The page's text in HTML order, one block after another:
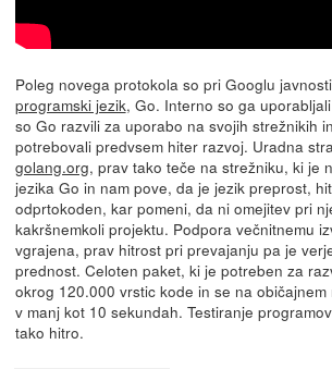
Poleg novega protokola so pri Googlu
programski jezik, Go. Interno so ga
so Go razvili za uporabo na svojih strežnikih
potrebovali predvsem hiter razvoj. Uradna
golang.org, prav tako teče na strežniku, ki je
jezika Go in nam pove, da je jezik preprost,
odprtokoden, kar pomeni, da ni omejitev pri
kakršnemkoli projektu. Podpora večnitnemu
vgrajena, prav hitrost pri prevajanju pa je
prednost. Celoten paket, ki je potreben za
okrog 120.000 vrstic kode in se na
v manj kot 10 sekundah. Testiranje
tako hitro.